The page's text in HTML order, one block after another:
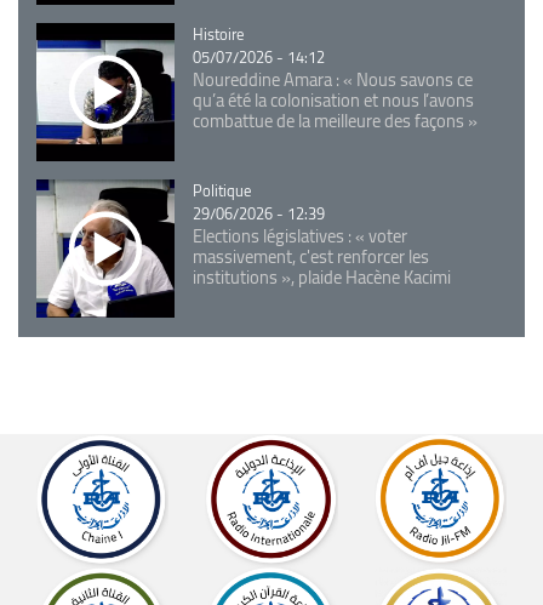
Catégorie
Histoire
05/07/2026 - 14:12
Noureddine Amara : « Nous savons ce
qu’a été la colonisation et nous l’avons
combattue de la meilleure des façons »
Catégorie
Politique
29/06/2026 - 12:39
Elections législatives : « voter
massivement, c'est renforcer les
institutions », plaide Hacène Kacimi